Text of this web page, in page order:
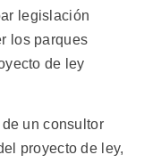
legislación
los parques
de ley
un consultor
proyecto de ley,